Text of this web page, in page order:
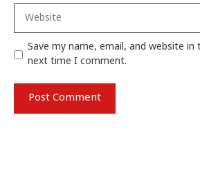
Website
Save my name, email, and website
next time I comment.